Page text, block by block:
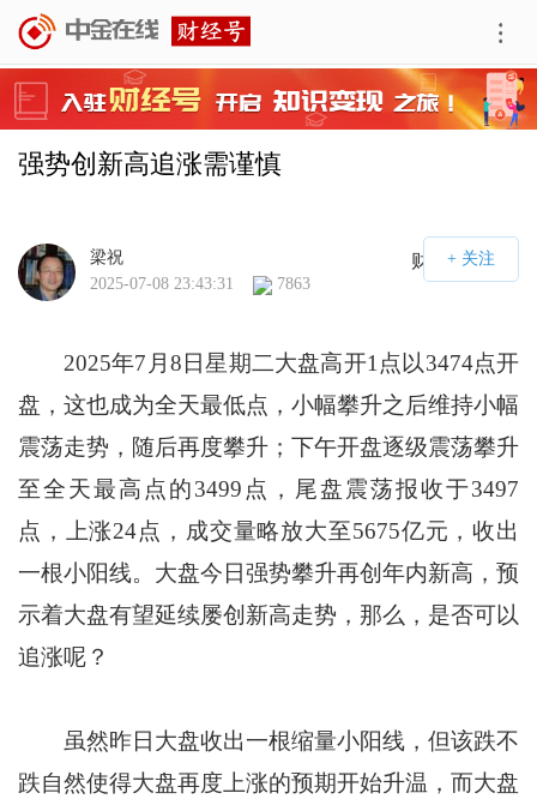
强势创新高追涨需谨慎
财经号APP
梁祝
2025-07-08 23:43:31
7863
2025年7月8日星期二大盘高开1点以3474点开
盘，这也成为全天最低点，小幅攀升之后维持小幅
震荡走势，随后再度攀升；下午开盘逐级震荡攀升
至全天最高点的3499点，尾盘震荡报收于3497
点，上涨24点，成交量略放大至5675亿元，收出
一根小阳线。大盘今日强势攀升再创年内新高，预
示着大盘有望延续屡创新高走势，那么，是否可以
追涨呢？
虽然昨日大盘收出一根缩量小阳线，但该跌不
跌自然使得大盘再度上涨的预期开始升温，而大盘